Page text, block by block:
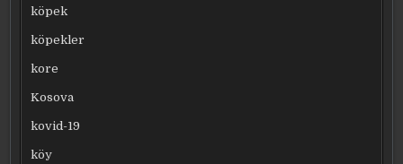
köpek
köpekler
kore
Kosova
kovid-19
köy